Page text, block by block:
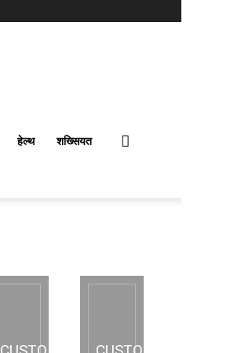
हेल्थ शख्सियत